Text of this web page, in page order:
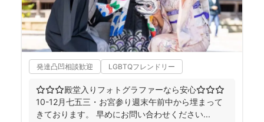
発達凸凹相談歓迎 LGBTQフレンドリー
⭐︎⭐︎⭐︎殿堂入りフォトグラファーなら安心⭐︎⭐︎⭐︎
10-12月七五三・お宮参り週末午前中から埋まって
きております。 早めにお問い合わせください...